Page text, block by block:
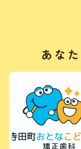
あな